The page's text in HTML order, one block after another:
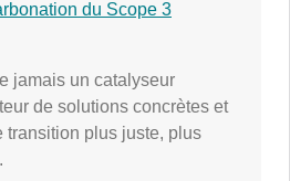
du Scope 3
jamais un catalyseur
de solutions concrètes et
transition plus juste, plus